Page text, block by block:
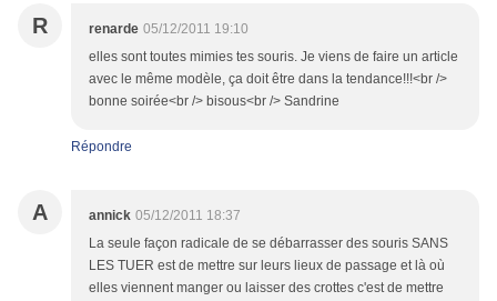
R renarde 05/12/2011 19:10
elles sont toutes mimies tes souris. Je viens de faire un article
avec le même modèle, ça doit être dans la tendance!!!<br />
bonne soirée<br /> bisous<br /> Sandrine
Répondre
A annick 05/12/2011 18:37
La seule façon radicale de se débarrasser des souris SANS
LES TUER est de mettre sur leurs lieux de passage et là où
elles viennent manger ou laisser des crottes c'est de mettre